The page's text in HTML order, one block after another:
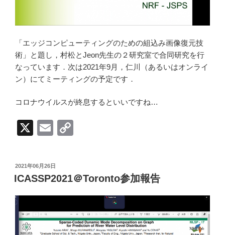
「エッジコンピューティングのための組込み画像復元技
術」と題し，村松とJeon先生の２研究室で合同研究を行
なっています．次は2021年9月，仁川（あるいはオンライ
ン）にてミーティングの予定です．
コロナウイルスが終息するといいですね…
X
E
ail
y
Li
n
k
投
稿
日:
2021年06月26日
ICASSP2021＠Toronto参加報告